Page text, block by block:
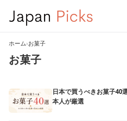
ホーム›お菓子
お菓子
日本で買うべきお菓子40
本人が厳選